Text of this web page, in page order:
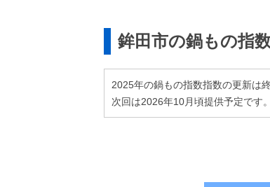
鉾田市の鍋もの指
2025年の鍋もの指数指数の更新は
次回は2026年10月頃提供予定です。